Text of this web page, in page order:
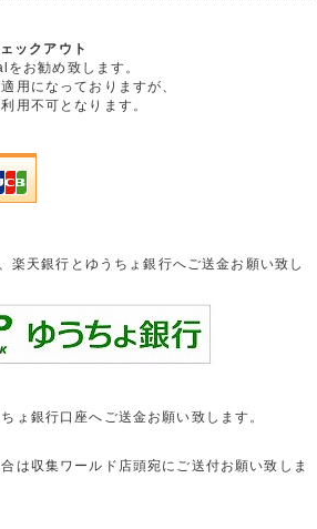
ックアウト
お勧め致します。
用になっておりますが、
用不可となります。
楽天銀行とゆうちょ銀行へご送金お願い致し
ょ銀行口座へご送金お願い致します。
は収集ワールド店頭宛にご送付お願い致しま